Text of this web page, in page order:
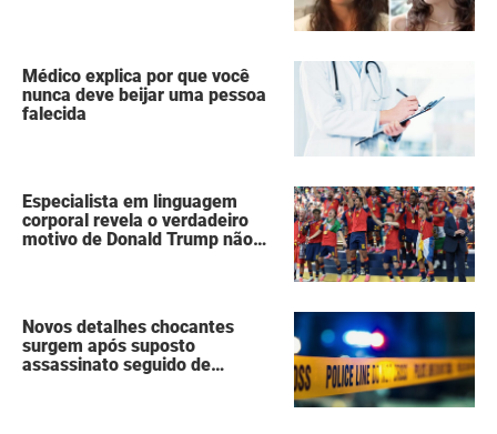
Médico explica por que você
nunca deve beijar uma pessoa
falecida
Especialista em linguagem
corporal revela o verdadeiro
motivo de Donald Trump não
Novos detalhes chocantes
surgem após suposto
assassinato seguido de